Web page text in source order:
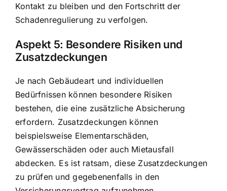
Kontakt zu bleiben und den Fortschritt der
Schadenregulierung zu verfolgen.
Aspekt 5: Besondere Risiken und
Zusatzdeckungen
Je nach Gebäudeart und individuellen
Bedürfnissen können besondere Risiken
bestehen, die eine zusätzliche Absicherung
erfordern. Zusatzdeckungen können
beispielsweise Elementarschäden,
Gewässerschäden oder auch Mietausfall
abdecken. Es ist ratsam, diese Zusatzdeckungen
zu prüfen und gegebenenfalls in den